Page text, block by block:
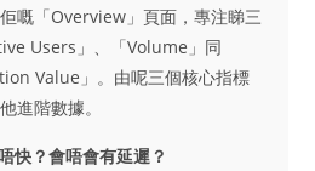
嘅「Overview」頁面，專注睇三
Users」、「Volume」同
Value」。由呢三個核心指標
進階數據。
快？會唔會有延遲？